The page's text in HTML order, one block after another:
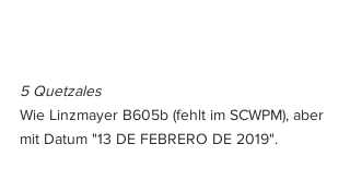
5 Quetzales
Wie Linzmayer B605b (fehlt im SCWPM), aber
mit Datum "13 DE FEBRERO DE 2019".